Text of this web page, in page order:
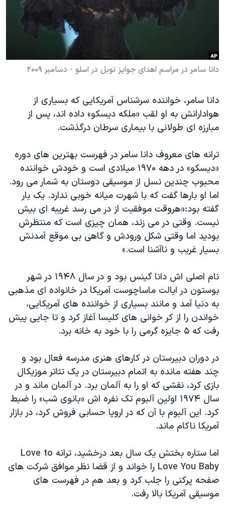
فرهنگ و زندگی
گالری عکس
آرشیو پخش زنده
انتخابات ریاست جمهوری آمریکا ۲۰۲۴
حمله جمهوری اسلامی به اسرائیل
اعتراضات زن، زندگی، آزادی
مجموعه مستندهای دادخواهی
دادگاه حمید نوری
چهل سال گروگان‌گیری
قانون شفافیت دارائی کادر رهبری ایران
اعتراضات مردمی آبان ۹۸
اسرائیل در جنگ
نرگس محمدی برنده جایزه نوبل صلح
صفحه‌های ویژه
سفر پرزیدنت ترامپ به چین
زبانهای مختلف
دانا سامر در مراسم اهدای جوایز نوبل در اسلو - دسامبر ۲۰۰۹
دانا سامر، خواننده سرشناس آمریکایی که بسیاری از
هوادارانش به او لقب «ملکه دیسکو» داده اند، پس از
مبارزه ای طولانی با بیماری سرطان درگذشت‫.‬
ترانه های معروف دانا سامر در فهرست بهترین های دوره
«دیسکو» در دهه ۱۹۷۰ میلادی است‫ ‬و خودش خواننده
اما او بارها گفت که با شهرت میانه خوبی ندارد‫.‬ یک بار
گفته بود‫:‬‌«هروقت موفقیت از در می رسد غریبه ای بیش
نیست‫.‬ وقتی در می زند، همان چیزی است که منتظرش
بودید اما وقتی شکل ورودش و گاهی بی موقع آمدنش
بسیار غریب و ناآشنا است‫.‬»
نام اصلی اش دانا گینس بود‫ و در سال ۱۹۴۸ در شهر
بوستون در ایالت ماساچوست ‬آمریکا در خانواده ای مذهبی
به دنیا آمد‫ و مانند بسیاری از خواننده های آمریکایی،
خواندن را از کر خوانی های کلیسا آغاز کرد و تا جایی پیش
رفت که ۵ جایزه گرمی را با خود به خانه برد. ‬
در دوران دبیرستان در کارهای هنری مدرسه فعال بود و
چند هفته مانده به اتمام دبیرستان در یک تئاتر موزیکال
بازی کرد، نقشی که او را به آلمان برد. در آلمان ماند و در
سال ۱۹۷۴ اولین آلبوم تک نفره اش «بانوی شب» را ضبط
کرد. این آلبوم با آن که در اروپا حسابی فروش کرد، در بازار
آمریکا ناکام ماند. ‬
اما ستاره بختش یک سال بعد درخشید، ترانه Love to
Love You Baby را خواند و از قضا نظر موافق شرکت های
صفحه پرکنی را جلب کرد و بعد هم در فهرست های
موسیقی آمریکا بالا رفت. ‬